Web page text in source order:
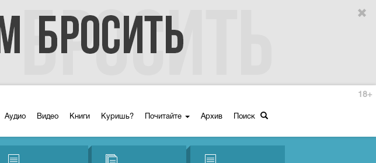
Аудио Видео Книги Куришь? Почитайте Архив Поиск
18+